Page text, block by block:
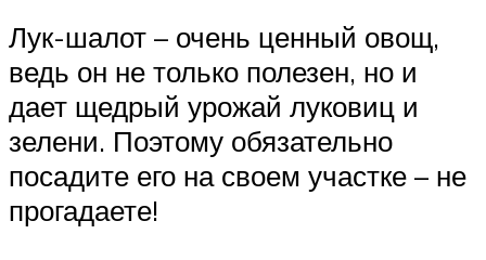
Лук-шалот – очень ценный овощ,
ведь он не только полезен, но и
дает щедрый урожай луковиц и
зелени. Поэтому обязательно
посадите его на своем участке – не
прогадаете!